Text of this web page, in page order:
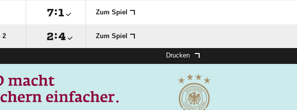
: Zum Spiel
2 : Zum Spiel
Drucken